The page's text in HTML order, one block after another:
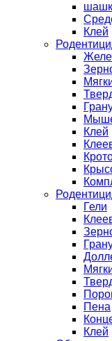
Клей
Желе
Клей
Гели
Пена
Клей